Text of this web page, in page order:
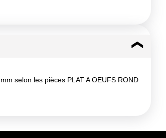
selon les pièces PLAT A OEUFS ROND